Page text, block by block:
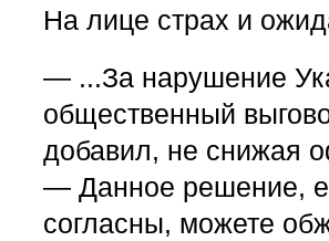
На лице страх и
— ...За нарушение
общественный
доба­вил, не снижая
— Данное решение,
согласны, можете